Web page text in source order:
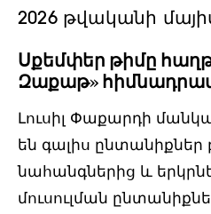
2026 թվականի
Սքեմփեր թիմը
Զաքաթ»
Լուսիլ Փաքարդի
են գալիս ընտանիքներ
նահանգներից և
մուսուլման